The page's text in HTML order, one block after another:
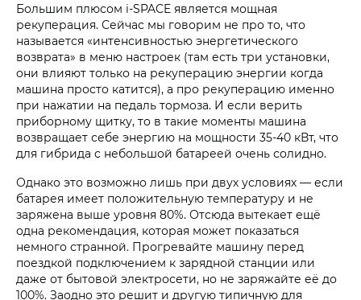
Большим плюсом i‑SPACE является мощная
рекуперация. Сейчас мы говорим не про то, что
называется «интенсивностью энергетического
возврата» в меню настроек (там есть три установки,
они влияют только на рекуперацию энергии когда
машина просто катится), а про рекуперацию именно
при нажатии на педаль тормоза. И если верить
приборному щитку, то в такие моменты машина
возвращает себе энергию на мощности 35-40 кВт, что
для гибрида с небольшой батареей очень солидно.
Однако это возможно лишь при двух условиях — если
батарея имеет положительную температуру и не
заряжена выше уровня 80%. Отсюда вытекает ещё
одна рекомендация, которая может показаться
немного странной. Прогревайте машину перед
поездкой подключением к зарядной станции или
даже от бытовой электросети, но не заряжайте её до
100%. Заодно это решит и другую типичную для